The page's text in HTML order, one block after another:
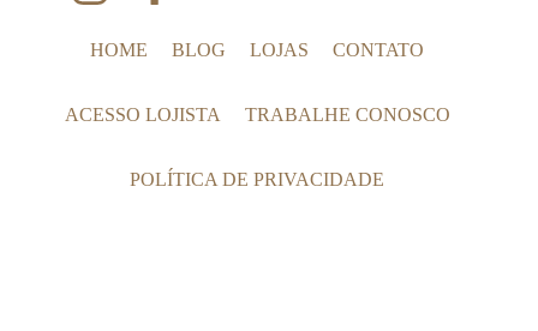
HOME BLOG LOJAS CONTATO
ACESSO LOJISTA TRABALHE CONOSCO
POLÍTICA DE PRIVACIDADE